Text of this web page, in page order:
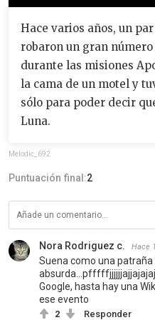
Hace varios años, un
robaron un gran
durante las misiones
la cama de un motel y
sólo para poder decir
Luna.
Melodic_692
Puntuación final:2
Nora Rodriguez c. Hace
Suena como una patraña
Google, hasta hay una
ese evento
2 Responder